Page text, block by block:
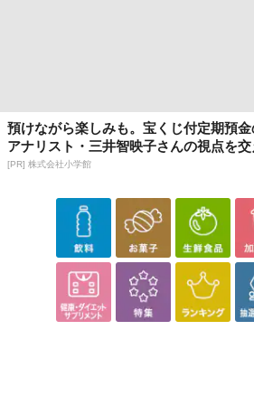
イントの利用となります。
【発送・お届け・商品について】
※お客様のご都合でお受取りいただけない
金はいたしかねます。
また、お届け日時のご指定は、お受けでき
不在票にてご対応ください。
※発送予定日は前後する場合がございます
日が異なります。
預けながら楽しみも。宝くじ付定期預
アナリスト・三井智映子さんの視点を
[PR] 株式会社小学館